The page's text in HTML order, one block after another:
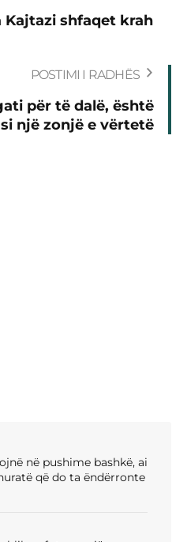
Kajtazi shfaqet krah
POSTIMI I RADHËS
për të dalë, është
një zonjë e vërtetë
në pushime bashkë, ai
që do ta ëndërronte